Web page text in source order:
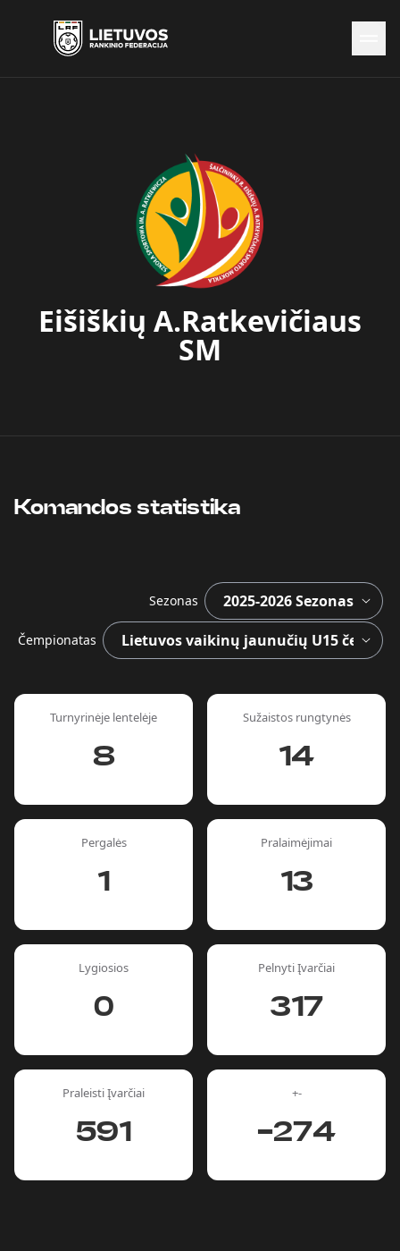
Eišiškių A.Ratkevičiaus
SM
Komandos statistika
Sezonas
Čempionatas
Turnyrinėje lentelėje
8
Sužaistos rungtynės
14
Pergalės
1
Pralaimėjimai
13
Lygiosios
0
Pelnyti Įvarčiai
317
Praleisti Įvarčiai
591
+-
-274